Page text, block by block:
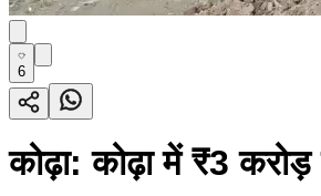
6
कोढ़ा: कोढ़ा में ₹3 करोड़